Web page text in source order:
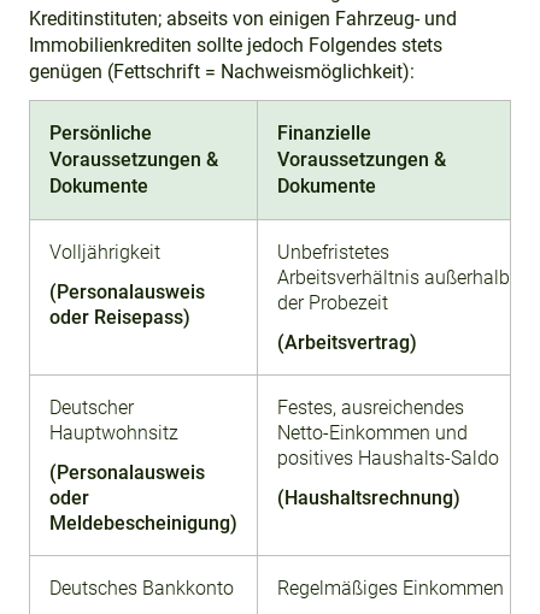
Kreditinstituten; abseits von einigen Fahrzeug- und
Immobilienkrediten sollte jedoch Folgendes stets
genügen (Fettschrift = Nachweismöglichkeit):
Persönliche
Voraussetzungen &
Dokumente
Finanzielle
Voraussetzungen &
Dokumente
Volljährigkeit
(Personalausweis
oder Reisepass)
Unbefristetes
Arbeitsverhältnis außerhalb
der Probezeit
(Arbeitsvertrag)
Deutscher
Hauptwohnsitz
(Personalausweis
oder
Meldebescheinigung)
Festes, ausreichendes
Netto-Einkommen und
positives Haushalts-Saldo
(Haushaltsrechnung)
Deutsches Bankkonto
Regelmäßiges Einkommen